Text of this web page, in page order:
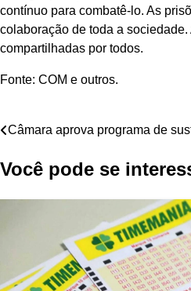
contínuo para combatê-lo. As
colaboração de toda a
compartilhadas por todos.
Fonte: COM e outros.
Navegação
de
Câmara aprova programa de
Você pode se